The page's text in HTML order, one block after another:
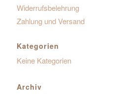
Widerrufsbelehrung
Zahlung und Versand
Kategorien
Keine Kategorien
Archiv